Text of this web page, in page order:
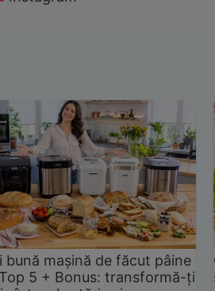
bună mașină de făcut pâine
5 + Bonus: transformă-ți